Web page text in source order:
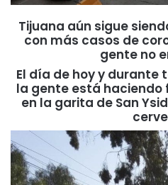
Tijuana aún sigue
con más casos de
gente no
El día de hoy y durante
la gente está haciendo
en la garita de San